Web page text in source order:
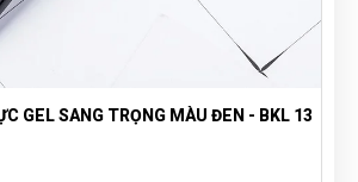
GEL SANG TRỌNG MÀU ĐEN - BKL 13